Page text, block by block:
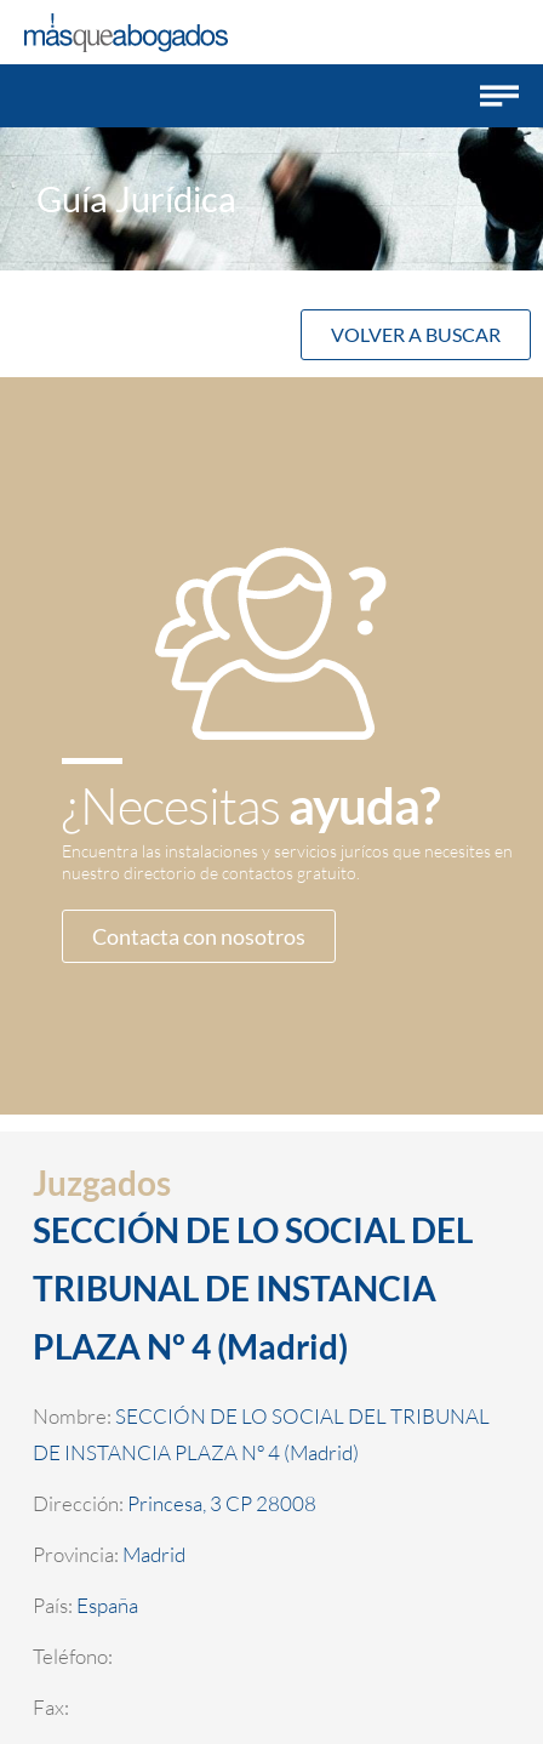
Guía Jurídica
VOLVER A BUSCAR
¿Necesitasayuda?
Encuentra las instalaciones y servicios jurícos que necesites en
nuestro directorio de contactos gratuito.
Contacta con nosotros
Juzgados
SECCIÓN DE LO SOCIAL DEL
TRIBUNAL DE INSTANCIA
PLAZA Nº 4 (Madrid)
Nombre: SECCIÓN DE LO SOCIAL DEL TRIBUNAL
DE INSTANCIA PLAZA Nº 4 (Madrid)
Dirección: Princesa, 3 CP 28008
Provincia: Madrid
País: España
Teléfono:
Fax: